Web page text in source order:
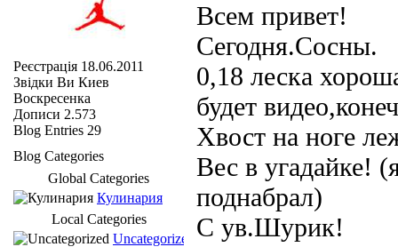
Всем привет!
Сегодня.Сосны.
0,18 леска
будет
Хвост на ноге
Вес в угадайке!
поднабрал)
С ув.Шурик!
Реєстрація 18.06.2011
Звідки Ви Киев
Воскресенка
Дописи 2.573
Blog Entries 29
Blog Categories
Global Categories
Кулинария
Local Categories
Uncategorized